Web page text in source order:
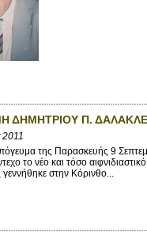
ΔΗΜΗΤΡΙΟΥ Π.
2011
της Παρασκευής 9
το νέο και τόσο
στην Κόρινθο...